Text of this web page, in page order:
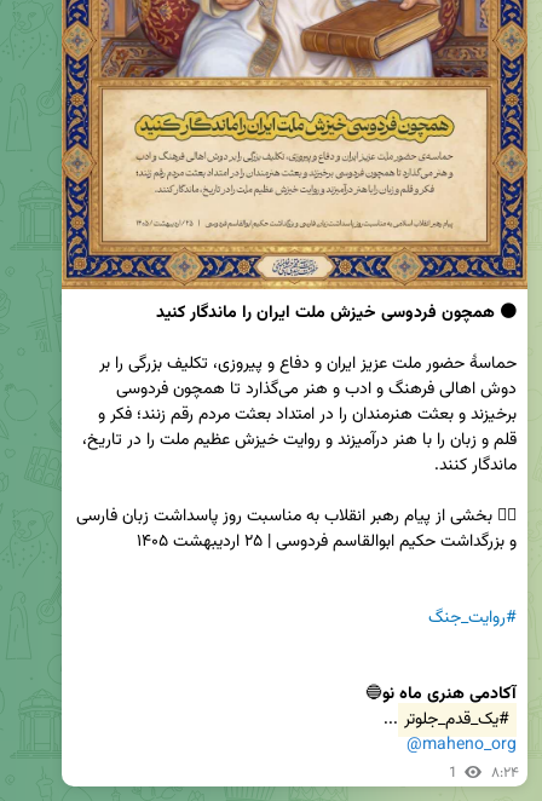
🟠 همچون فردوسی خیزش ملت ایران را ماندگار کنید
#روایت_جنگ
آکادمی هنری ماه نو🔵
#یک_قدم_جلوتر ...
@maheno_org
1 ۸:۲۴